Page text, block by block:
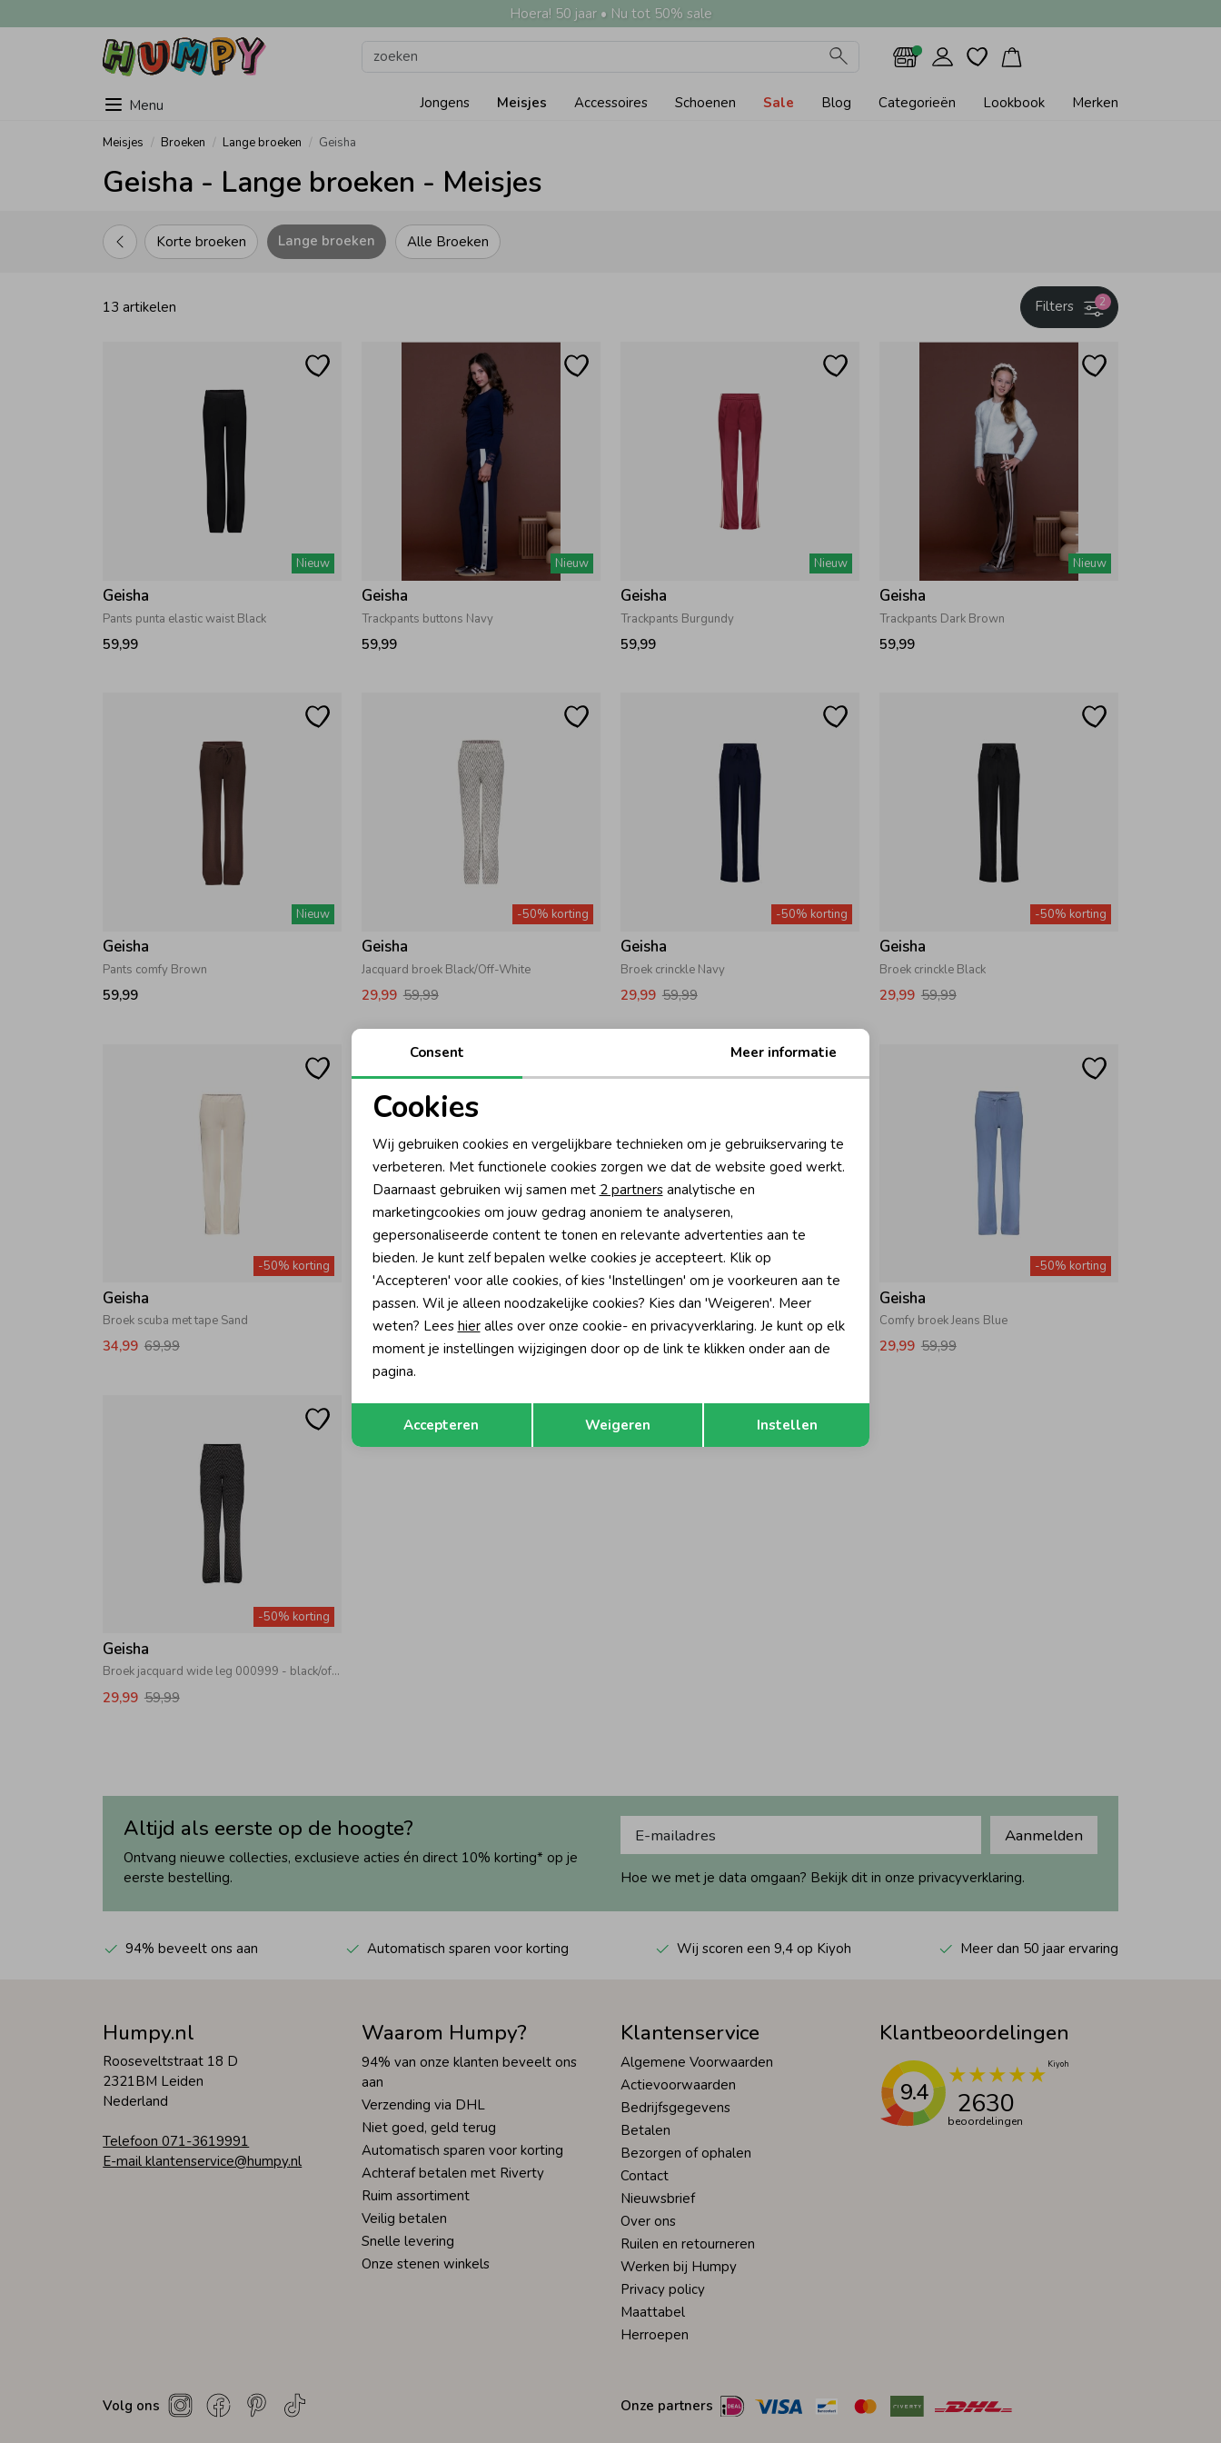
Hoera! 50 jaar • Nu tot 50% sale
Menu Jongens Meisjes Accessoires Schoenen Sale Blog Categorieën Lookbook Merken
Meisjes Broeken Lange broeken Geisha
Geisha - Lange broeken - Meisjes
Alle Broeken
Korte broeken Lange broeken
13 artikelen 2
Filters
Nieuw
Geisha
Pants punta elastic waist Black
59,99
Nieuw
Geisha
Trackpants buttons Navy
59,99
Nieuw
Geisha
Trackpants Burgundy
59,99
Nieuw
Geisha
Trackpants Dark Brown
59,99
Nieuw
Geisha
Pants comfy Brown
59,99
-50% korting
Geisha
Jacquard broek Black/Off-White
29,99 59,99
-50% korting
Geisha
Broek crinckle Navy
29,99 59,99
-50% korting
Geisha
Broek crinckle Black
29,99 59,99
-50% korting
Geisha
Broek scuba met tape Sand
34,99 69,99
-50% korting
Geisha
Trainingsbroek met streep Pink
29,99 59,99
Geisha
Trainingsbroek met streep Navy
29,99 59,99
-50% korting
Geisha
Comfy broek Jeans Blue
29,99 59,99
-50% korting
Geisha
Broek jacquard wide leg 000999 - black/off-white
29,99 59,99
Altijd als eerste op de hoogte?
Ontvang nieuwe collecties, exclusieve acties én direct 10% korting* op je
eerste bestelling.
Aanmelden
Hoe we met je data omgaan? Bekijk dit in onze privacyverklaring.
94% beveelt ons aan Automatisch sparen voor korting Wij scoren een 9,4 op Kiyoh Meer dan 50 jaar ervaring
Humpy.nl
Rooseveltstraat 18 D
2321BM Leiden
Nederland
Telefoon 071-3619991
E-mail klantenservice@humpy.nl
Waarom Humpy?
94% van onze klanten beveelt ons
aan
Verzending via DHL
Niet goed, geld terug
Automatisch sparen voor korting
Achteraf betalen met Riverty
Ruim assortiment
Veilig betalen
Snelle levering
Onze stenen winkels
Klantenservice
Algemene Voorwaarden
Actievoorwaarden
Bedrijfsgegevens
Betalen
Bezorgen of ophalen
Contact
Nieuwsbrief
Over ons
Ruilen en retourneren
Werken bij Humpy
Privacy policy
Maattabel
Herroepen
Klantbeoordelingen
9.4 2630
beoordelingen
Volg ons Onze partners
Noodzakelijke cookies
Analytische cookies Marketing cookies
Opslaan
Consent Meer informatie
Cookies
Wij gebruiken cookies en vergelijkbare technieken om je gebruikservaring te
verbeteren. Met functionele cookies zorgen we dat de website goed werkt.
Daarnaast gebruiken wij samen met 2 partnersanalytische en
marketingcookies om jouw gedrag anoniem te analyseren,
gepersonaliseerde content te tonen en relevante advertenties aan te
bieden. Je kunt zelf bepalen welke cookies je accepteert. Klik op
'Accepteren' voor alle cookies, of kies 'Instellingen' om je voorkeuren aan te
passen. Wil je alleen noodzakelijke cookies? Kies dan 'Weigeren'. Meer
weten? Lees hieralles over onze cookie- en privacyverklaring. Je kunt op elk
moment je instellingen wijzigingen door op de link te klikken onder aan de
pagina.
Accepteren Weigeren Instellen